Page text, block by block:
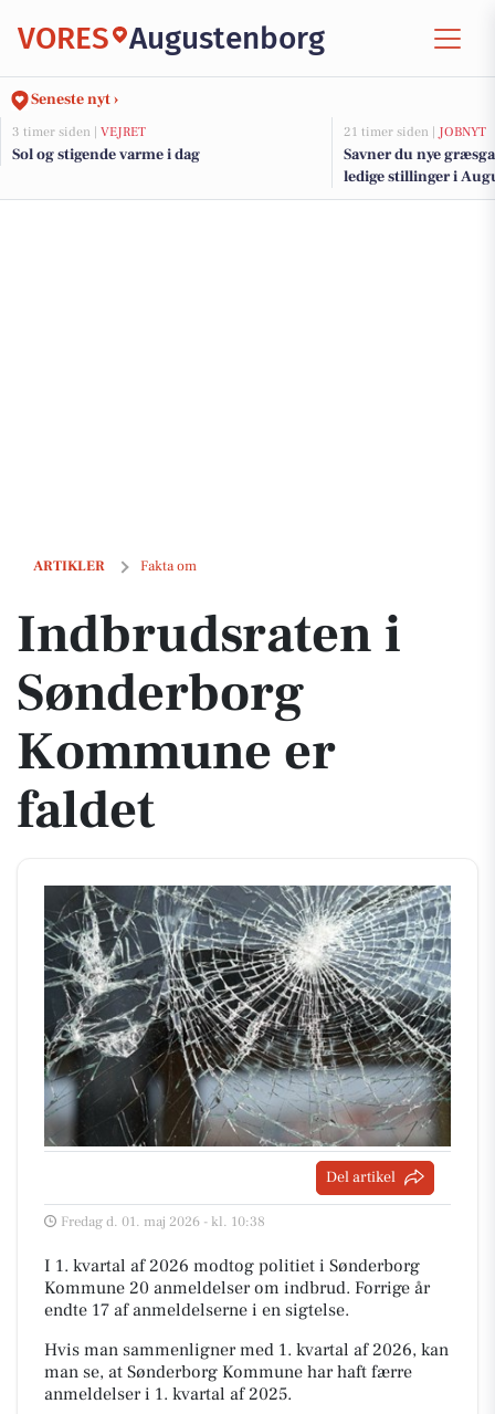
VORES Augustenborg
Seneste nyt ›
3 timer siden | VEJRET
Sol og stigende varme i dag
21 timer siden | JOBNYT
Savner du nye
ledige stillinger i
ARTIKLER Fakta om
Indbrudsraten i Sønderborg Kommune er faldet
Indbrudsraten i
Sønderborg
Kommune er
faldet
Del artikel
Fredag d. 01. maj 2026 - kl. 10:38
I 1. kvartal af 2026 modtog politiet i Sønderborg
Kommune 20 anmeldelser om indbrud. Forrige år
endte 17 af anmeldelserne i en sigtelse.
Hvis man sammenligner med 1. kvartal af 2026, kan
man se, at Sønderborg Kommune har haft færre
anmeldelser i 1. kvartal af 2025.